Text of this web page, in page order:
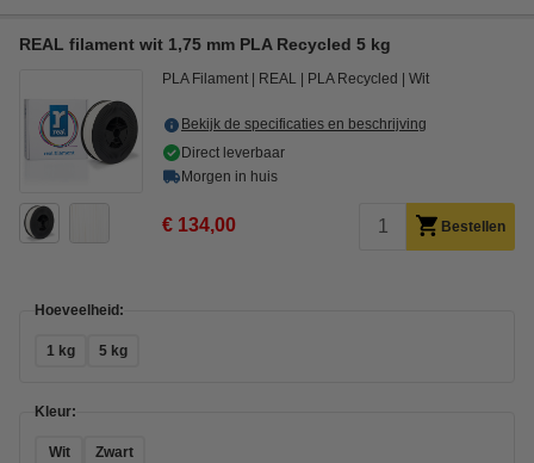
REAL filament wit 1,75 mm PLA Recycled 5 kg
PLA Filament REAL PLA Recycled Wit
Bekijk de specificaties en beschrijving
Direct leverbaar
Morgen in huis
€ 134,00 Bestellen
Hoeveelheid:
1 kg 5 kg
Kleur:
Wit Zwart